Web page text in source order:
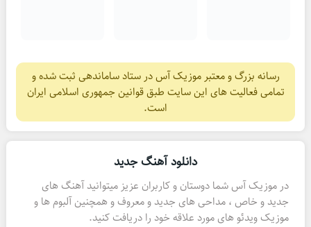
رسانه بزرگ و معتبر موزیک آس در ستاد ساماندهی ثبت شده و
تمامی فعالیت های این سایت طبق قوانین جمهوری اسلامی ایران
است.
دانلود آهنگ جدید
در موزیک آس شما دوستان و کاربران عزیز میتوانید آهنگ های
جدید و خاص ، مداحی های جدید و معروف و همچنین آلبوم ها و
موزیک ویدئو های مورد علاقه خود را دریافت کنید.